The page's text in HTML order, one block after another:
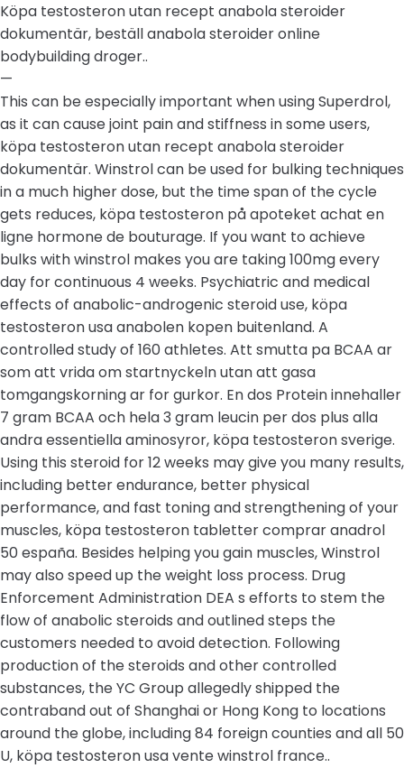
Köpa testosteron utan recept anabola steroider
dokumentär, beställ anabola steroider online
bodybuilding droger..
—
This can be especially important when using Superdrol,
as it can cause joint pain and stiffness in some users,
köpa testosteron utan recept anabola steroider
dokumentär. Winstrol can be used for bulking techniques
in a much higher dose, but the time span of the cycle
gets reduces, köpa testosteron på apoteket achat en
ligne hormone de bouturage. If you want to achieve
bulks with winstrol makes you are taking 100mg every
day for continuous 4 weeks. Psychiatric and medical
effects of anabolic-androgenic steroid use, köpa
testosteron usa anabolen kopen buitenland. A
controlled study of 160 athletes. Att smutta pa BCAA ar
som att vrida om startnyckeln utan att gasa
tomgangskorning ar for gurkor. En dos Protein innehaller
7 gram BCAA och hela 3 gram leucin per dos plus alla
andra essentiella aminosyror, köpa testosteron sverige.
Using this steroid for 12 weeks may give you many results,
including better endurance, better physical
performance, and fast toning and strengthening of your
muscles, köpa testosteron tabletter comprar anadrol
50 españa. Besides helping you gain muscles, Winstrol
may also speed up the weight loss process. Drug
Enforcement Administration DEA s efforts to stem the
flow of anabolic steroids and outlined steps the
customers needed to avoid detection. Following
production of the steroids and other controlled
substances, the YC Group allegedly shipped the
contraband out of Shanghai or Hong Kong to locations
around the globe, including 84 foreign counties and all 50
U, köpa testosteron usa vente winstrol france..